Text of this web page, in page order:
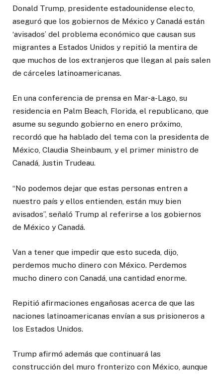
Donald Trump, presidente estadounidense electo,
aseguró que los gobiernos de México y Canadá están
‘avisados’ del problema económico que causan sus
migrantes a Estados Unidos y repitió la mentira de
que muchos de los extranjeros que llegan al país salen
de cárceles latinoamericanas.
En una conferencia de prensa en Mar-a-Lago, su
residencia en Palm Beach, Florida, el republicano, que
asume su segundo gobierno en enero próximo,
recordó que ha hablado del tema con la presidenta de
México, Claudia Sheinbaum, y el primer ministro de
Canadá, Justin Trudeau.
“No podemos dejar que estas personas entren a
nuestro país y ellos entienden, están muy bien
avisados”, señaló Trump al referirse a los gobiernos
de México y Canadá.
Van a tener que impedir que esto suceda, dijo,
perdemos mucho dinero con México. Perdemos
mucho dinero con Canadá, una cantidad enorme.
Repitió afirmaciones engañosas acerca de que las
naciones latinoamericanas envían a sus prisioneros a
los Estados Unidos.
Trump afirmó además que continuará las
construcción del muro fronterizo con México, aunque